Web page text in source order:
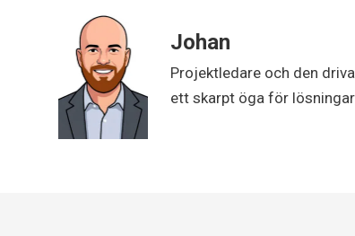
Johan
Projektledare och den
ett skarpt öga för